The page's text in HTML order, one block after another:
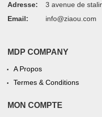
Adresse:
3 avenue de
Email:
info@ziaou.com
MDP COMPANY
A Propos
Termes & Conditions
MON COMPTE